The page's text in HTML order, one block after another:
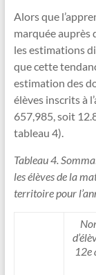
Alors que
marquée auprès
les estimations
que cette
estimation des
élèves inscrits à
657,985, soit
tableau 4).
Tableau 4.
les élèves de la
territoire pour
12e